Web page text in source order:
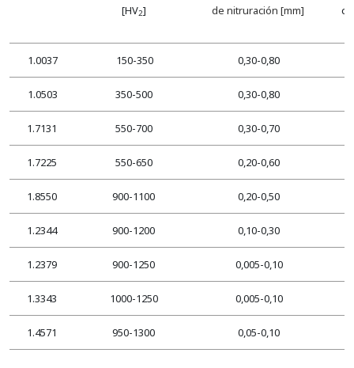
[HV2]
de nitruración [mm]
1.0037 150-350 0,30-0,80
1.0503 350-500 0,30-0,80
1.7131 550-700 0,30-0,70
1.7225 550-650 0,20-0,60
1.8550 900-1100 0,20-0,50
1.2344 900-1200 0,10-0,30
1.2379 900-1250 0,005-0,10
1.3343 1000-1250 0,005-0,10
1.4571 950-1300 0,05-0,10